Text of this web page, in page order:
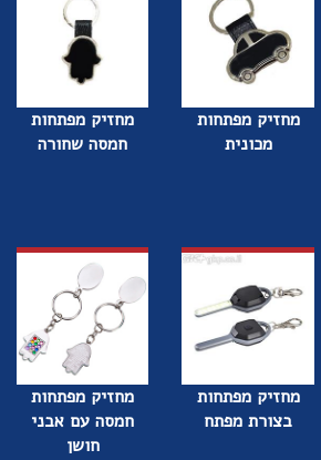
מחזיק מפתחות
מכונית
מחזיק מפתחות
חמסה שחורה
מחזיק מפתחות
בצורת מפתח
מחזיק מפתחות
חמסה עם אבני
חושן